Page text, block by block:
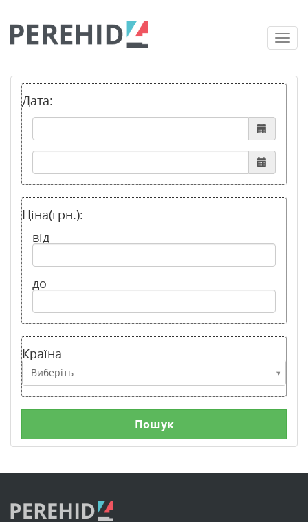
Дата:
Ціна(грн.):
від
до
Країна
Виберіть ...
Країна